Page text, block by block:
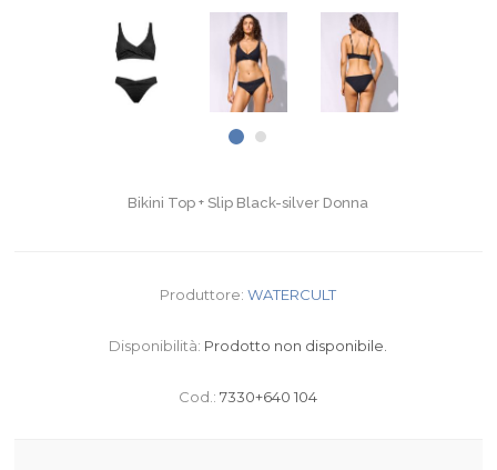
Bikini Top + Slip Black-silver Donna
Produttore: WATERCULT
Disponibilità: Prodotto non disponibile.
Cod.: 7330+640 104